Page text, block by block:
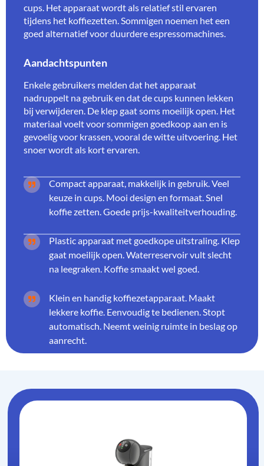
cups. Het apparaat wordt als relatief stil ervaren
tijdens het koffiezetten. Sommigen noemen het een
goed alternatief voor duurdere espressomachines.
Aandachtspunten
Enkele gebruikers melden dat het apparaat
nadruppelt na gebruik en dat de cups kunnen lekken
bij verwijderen. De klep gaat soms moeilijk open. Het
materiaal voelt voor sommigen goedkoop aan en is
gevoelig voor krassen, vooral de witte uitvoering. Het
snoer wordt als kort ervaren.
Compact apparaat, makkelijk in gebruik. Veel
keuze in cups. Mooi design en formaat. Snel
koffie zetten. Goede prijs-kwaliteitverhouding.
Plastic apparaat met goedkope uitstraling. Klep
gaat moeilijk open. Waterreservoir vult slecht
na leegraken. Koffie smaakt wel goed.
Klein en handig koffiezetapparaat. Maakt
lekkere koffie. Eenvoudig te bedienen. Stopt
automatisch. Neemt weinig ruimte in beslag op
aanrecht.